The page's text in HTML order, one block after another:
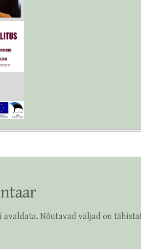
avaldata. Nõutavad väljad on